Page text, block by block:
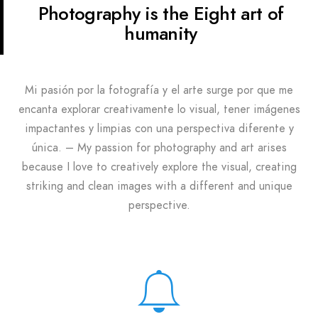
Photography is the Eight art of
humanity
Mi pasión por la fotografía y el arte surge por que me
encanta explorar creativamente lo visual, tener imágenes
impactantes y limpias con una perspectiva diferente y
única. – My passion for photography and art arises
because I love to creatively explore the visual, creating
striking and clean images with a different and unique
perspective.